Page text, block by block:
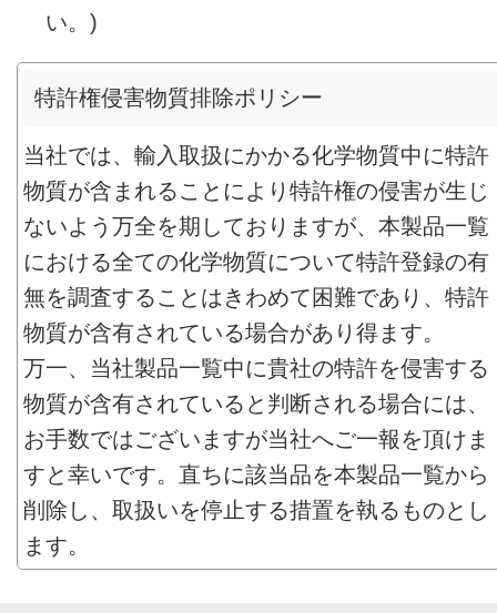
い。)
特許権侵害物質排除ポリシー
当社では、輸入取扱にかかる化学物質中に特許
物質が含まれることにより特許権の侵害が生じ
ないよう万全を期しておりますが、本製品一覧
における全ての化学物質について特許登録の有
無を調査することはきわめて困難であり、特許
物質が含有されている場合があり得ます。
万一、当社製品一覧中に貴社の特許を侵害する
物質が含有されていると判断される場合には、
お手数ではございますが当社へご一報を頂けま
すと幸いです。直ちに該当品を本製品一覧から
削除し、取扱いを停止する措置を執るものとし
ます。